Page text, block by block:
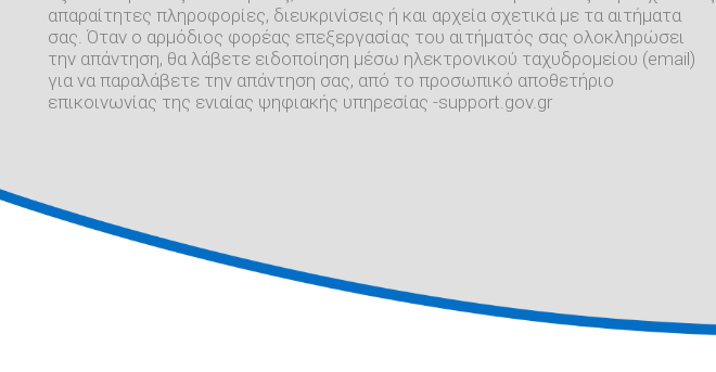
απαραίτητες πληροφορίες, διευκρινίσεις ή και αρχεία σχετικά με τα αιτήματα
σας. Όταν ο αρμόδιος φορέας επεξεργασίας του αιτήματός σας ολοκληρώσει
την απάντηση, θα λάβετε ειδοποίηση μέσω ηλεκτρονικού ταχυδρομείου (email)
για να παραλάβετε την απάντηση σας, από το προσωπικό αποθετήριο
επικοινωνίας της ενιαίας ψηφιακής υπηρεσίας -support.gov.gr